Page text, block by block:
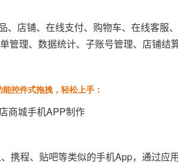
店铺、在线支付、购物车、在线客服
理、数据统计、子账号管理、店铺结算
控件式拖拽，轻松上手：
携程、贴吧等类似的手机App，通过应